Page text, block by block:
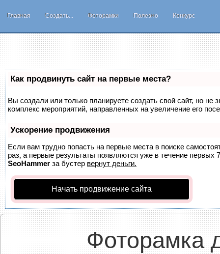
Главная Создать... Фоторамки Полезно Конкурс
Как продвинуть сайт на первые места?
Вы создали или только планируете создать свой сайт, но не
комплекс мероприятий, направленных на увеличение его
Ускорение продвижения
Если вам трудно попасть на первые места в поиске
раз, а первые результаты появляются уже в течение первых
SeoHammer за бустер вернут деньги.
Начать продвижение сайта
Фоторамка